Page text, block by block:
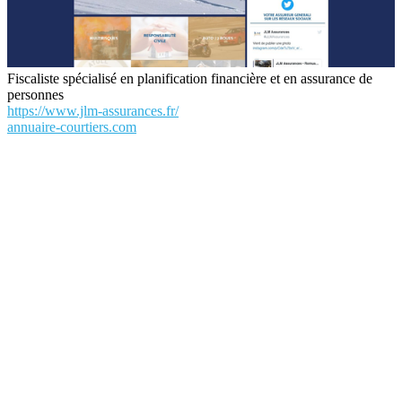
Fiscaliste spécialisé en planification financière et en assurance de
personnes
https://www.jlm-assurances.fr/
annuaire-courtiers.com